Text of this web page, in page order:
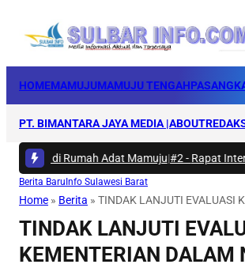
HOMEMAMUJUMAMUJU TENGAH
PT. BIMANTARA JAYA MEDIA |ABOUT
di Rumah Adat Mamuju|#2 -Rapat Internal
Berita Baru Info Sulawesi Barat
Home » Berita » TINDAK LANJUTI EVALUASI
TINDAK LANJUTI
KEMENTERIAN DALAM